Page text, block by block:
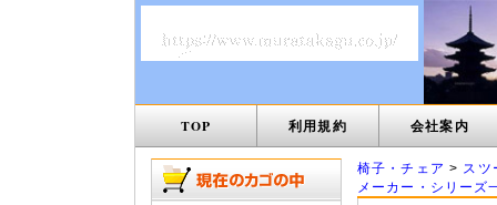
TOP 利用規約 会社案内
椅子・チェア > スツ
メーカー・シリーズ